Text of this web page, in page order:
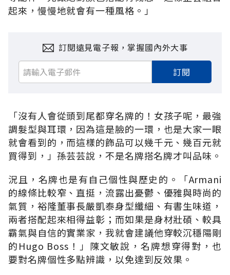
起來，慢慢地就會有一種風格。」
訂閱遠見電子報，掌握國內外大事
訂閱
「沒有人會從頭到尾都穿名牌的！女孩子呢，最強
調髮型與耳環，因為這是臉的一環，也是大家一眼
就會看到的，而這樣的飾品可以幾千元、幾百元就
買得到，」孫芸芸說，不是名牌搭名牌才叫品味。
況且，名牌也是有自己個性與歷史的。「Armani
的線條比較窄、直挺，流露出憂鬱、優雅與時尚的
氣質，裕隆董事長嚴凱泰身型纖細、有書生味道，
兩者搭配起來相得益彰；而如果是身材壯碩、較具
霸氣與自信的實業家，我就會建議他穿較沉穩陽剛
的Hugo Boss！」陳文敏說，名牌想穿得對，也
要對名牌個性多點辨識，以免達到反效果。